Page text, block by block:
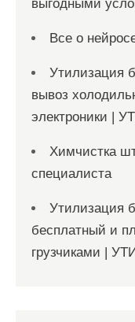
выгодными
Все о
Утилизация
вывоз
электроники |
Химчистка
специалиста
Утилизация
бесплатный и
грузчиками |